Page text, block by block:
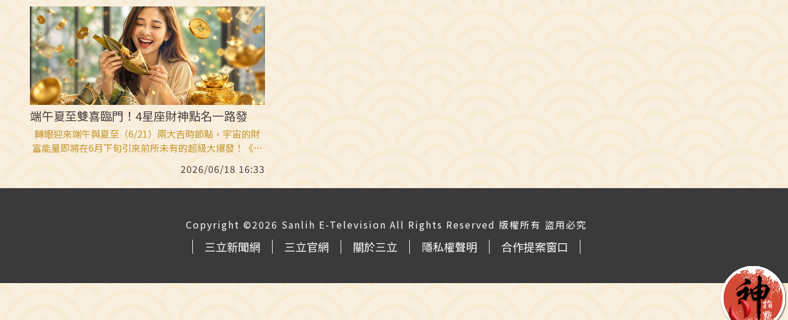
端午夏至雙喜臨門！4星座財神點名一路發
轉眼迎來端午與夏至（6/21）兩大吉時節點，宇宙的財
富能量即將在6月下旬引來前所未有的超級大爆發！《星
大星座將獲得財神爺親自點名，不論是正財還是偏財都如
魚得水，準備一路火花帶閃電地衝向暴富之路，讓存款在
2026/06/18 16:33
Copyright ©2026 Sanlih E-Television All Rights Reserved 版權所有 盜用必究
三立新聞網 三立官網 關於三立 隱私權聲明 合作提案窗口